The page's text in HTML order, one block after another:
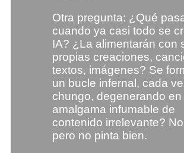
Otra pregunta: ¿Qué
cuando ya casi todo se
IA? ¿La alimentarán con
propias creaciones,
textos, imágenes? Se
un bucle infernal, cada
chungo, degenerando en
amalgama infumable de
contenido irrelevante?
pero no pinta bien.